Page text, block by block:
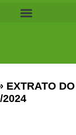
EXTRATO DO
2024